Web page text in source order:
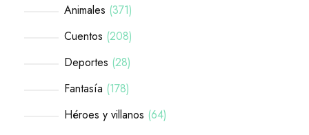
Animales 371
Cuentos 208
Deportes 28
Fantasía 178
Héroes y villanos 64